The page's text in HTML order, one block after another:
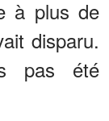
à plus de
disparu.
pas été